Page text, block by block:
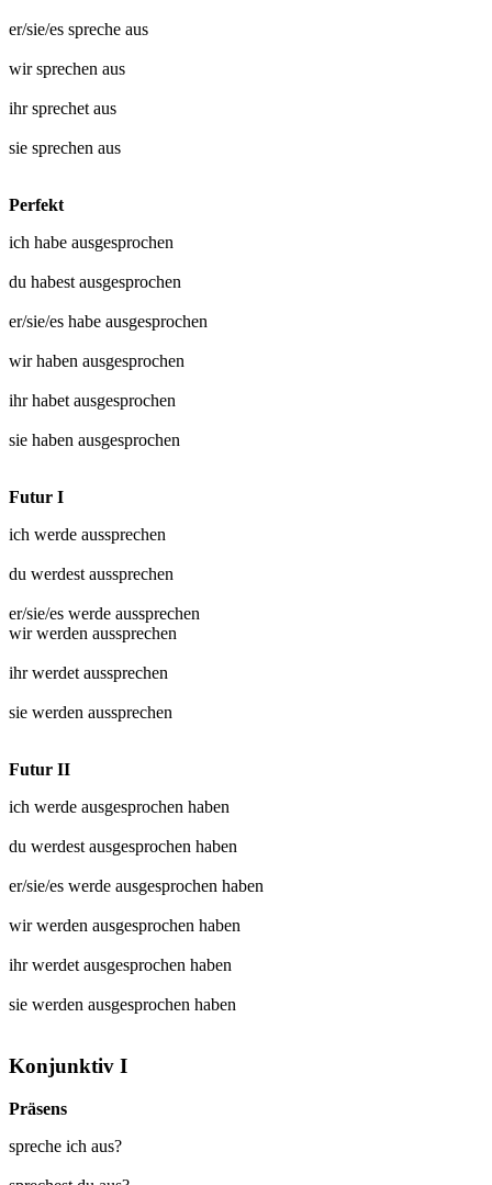
er/sie/es spreche aus
wirsprechen aus
ihrsprechet aus
sie sprechen aus
Perfekt
ich habe ausgesprochen
du habest ausgesprochen
er/sie/es habe ausgesprochen
wir haben ausgesprochen
ihr habet ausgesprochen
sie haben ausgesprochen
Futur I
ich werde aussprechen
du werdest aussprechen
er/sie/es werde aussprechen
wir werden aussprechen
ihr werdet aussprechen
sie werden aussprechen
Futur II
ich werde ausgesprochen haben
du werdest ausgesprochen haben
er/sie/es werde ausgesprochen haben
wir werden ausgesprochen haben
ihr werdet ausgesprochen haben
sie werden ausgesprochen haben
Konjunktiv I
Präsens
spreche ich aus?